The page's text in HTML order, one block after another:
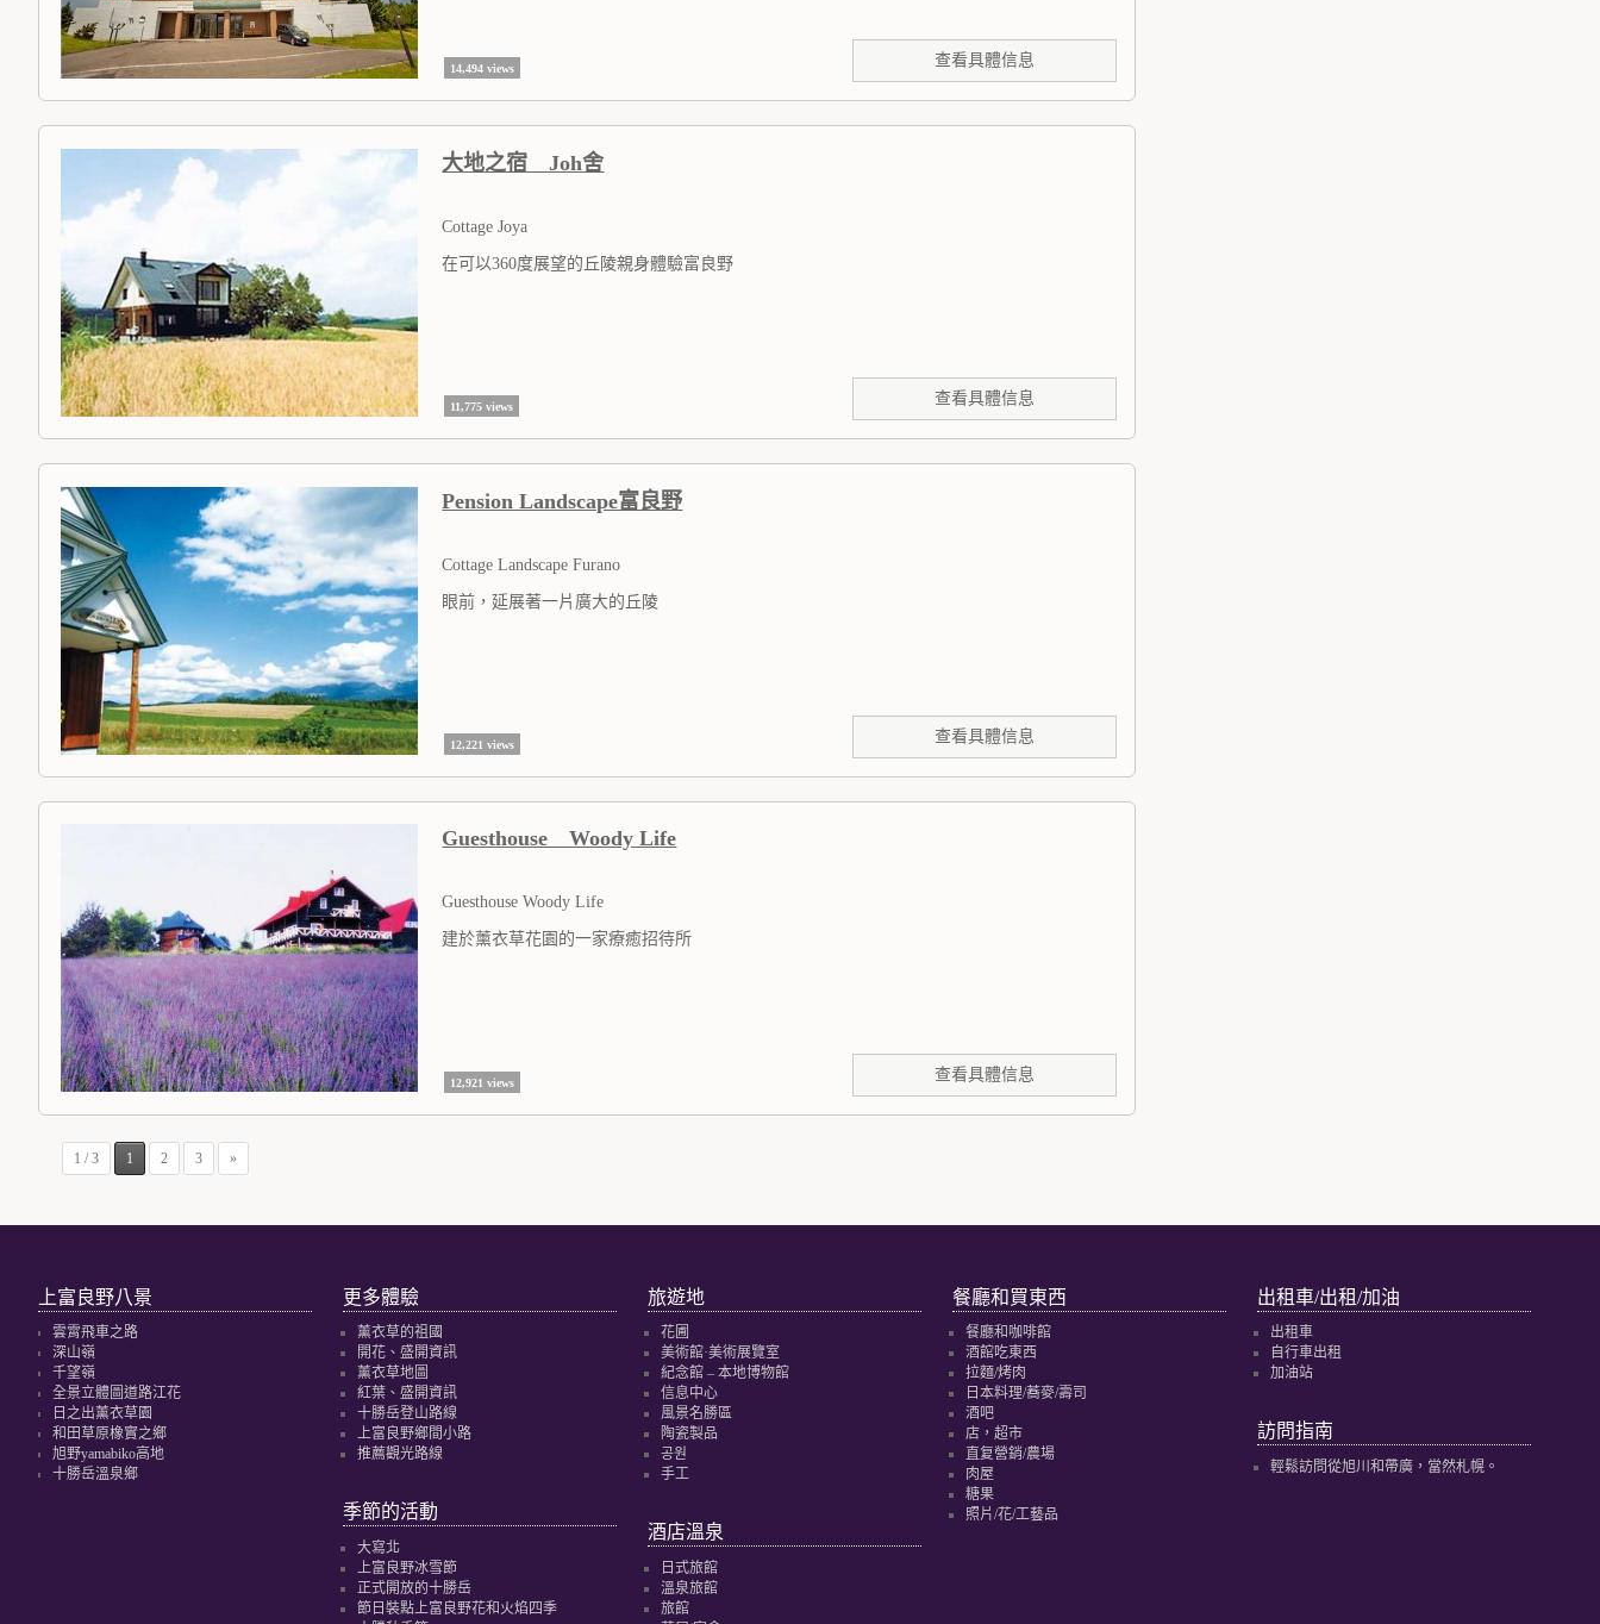
14,494 views 查看具體信息
大地之宿 Joh舍
Cottage Joya
在可以360度展望的丘陵親身體驗富良野
11,775 views 查看具體信息
Pension Landscape富良野
Cottage Landscape Furano
眼前，延展著一片廣大的丘陵
12,221 views 查看具體信息
Guesthouse Woody Life
Guesthouse Woody Life
建於薰衣草花園的一家療癒招待所
12,921 views 查看具體信息
1 / 3 1 2 3 »
上富良野八景
雲霄飛車之路
深山嶺
千望嶺
全景立體圖道路江花
日之出薰衣草園
和田草原橡實之鄉
旭野yamabiko高地
十勝岳溫泉鄉
更多體驗
薰衣草的祖國
開花、盛開資訊
薰衣草地圖
紅葉、盛開資訊
十勝岳登山路線
上富良野鄉間小路
推薦觀光路線
季節的活動
大寫北
上富良野冰雪節
正式開放的十勝岳
節日裝點上富良野花和火焰四季
旅遊地
花圃
美術館·美術展覽室
紀念館 – 本地博物館
信息中心
風景名勝區
陶瓷製品
공원
手工
酒店溫泉
日式旅館
溫泉旅館
旅館
餐廳和買東西
餐廳和咖啡館
酒館吃東西
拉麵/烤肉
日本料理/蕎麥/壽司
酒吧
店，超市
直复營銷/農場
肉屋
糖果
照片/花/工藝品
出租車/出租/加油
出租車
自行車出租
加油站
訪問指南
輕鬆訪問從旭川和帶廣，當然札幌。